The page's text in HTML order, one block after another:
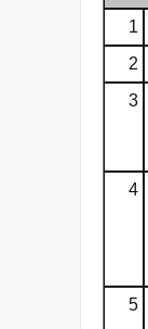
1
2
3
4
5